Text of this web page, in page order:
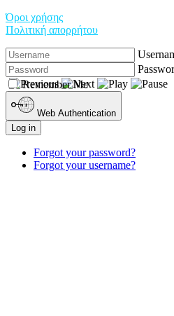
Όροι χρήσης
Πολιτική απορρήτου
Remember Me
Web Authentication
Log in
Forgot your password?
Forgot your username?